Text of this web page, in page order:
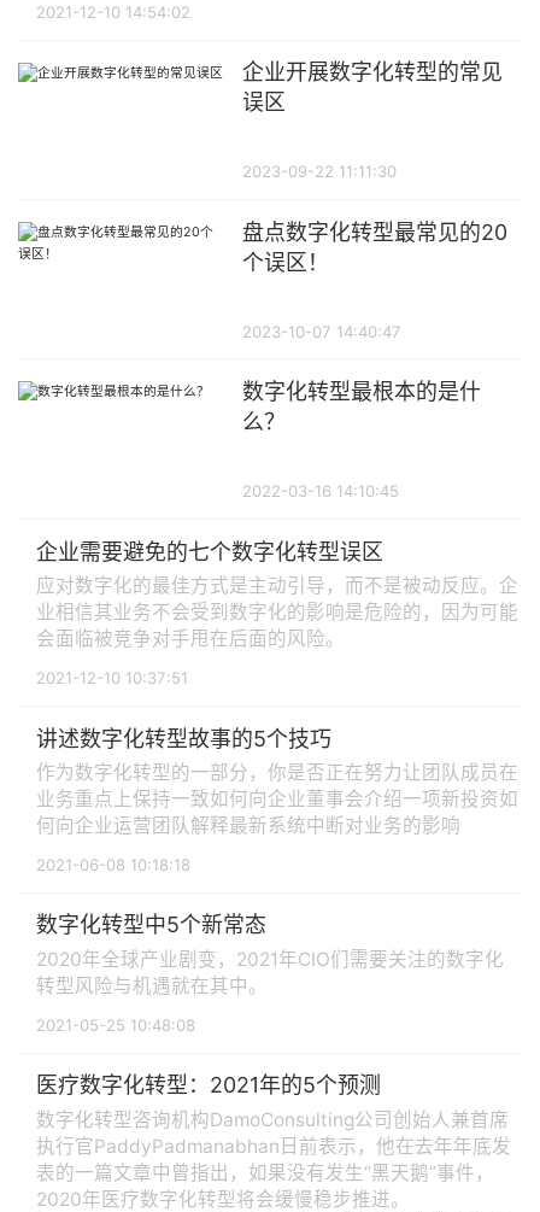
2021-12-10 14:54:02
企业开展数字化转型的常见
误区
2023-09-22 11:11:30
盘点数字化转型最常见的20
个误区！
2023-10-07 14:40:47
数字化转型最根本的是什
么？
2022-03-16 14:10:45
企业需要避免的七个数字化转型误区
应对数字化的最佳方式是主动引导，而不是被动反应。企
业相信其业务不会受到数字化的影响是危险的，因为可能
会面临被竞争对手甩在后面的风险。
2021-12-10 10:37:51
讲述数字化转型故事的5个技巧
作为数字化转型的一部分，你是否正在努力让团队成员在
业务重点上保持一致如何向企业董事会介绍一项新投资如
何向企业运营团队解释最新系统中断对业务的影响
2021-06-08 10:18:18
数字化转型中5个新常态
2020年全球产业剧变，2021年CIO们需要关注的数字化
转型风险与机遇就在其中。
2021-05-25 10:48:08
医疗数字化转型：2021年的5个预测
数字化转型咨询机构DamoConsulting公司创始人兼首席
执行官PaddyPadmanabhan日前表示，他在去年年底发
表的一篇文章中曾指出，如果没有发生“黑天鹅”事件，
2020年医疗数字化转型将会缓慢稳步推进。